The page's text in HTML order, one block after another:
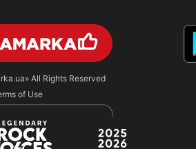
All Rights Reserved
of Use